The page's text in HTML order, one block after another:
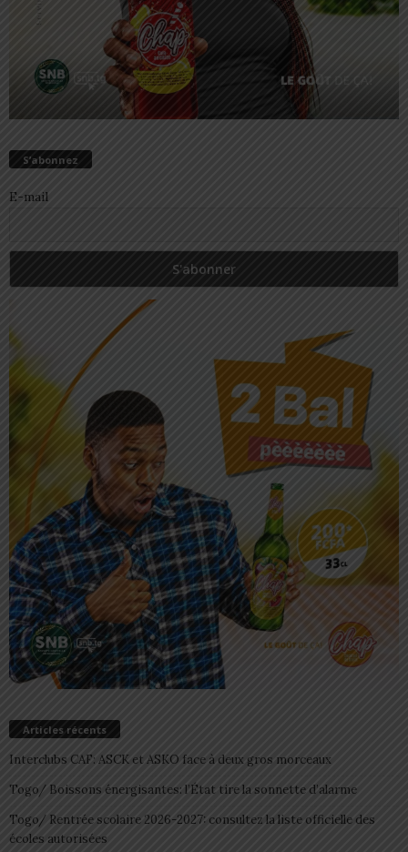
S’abonnez
E-mail
Articles récents
Interclubs CAF: ASCK et ASKO face à deux gros morceaux
Togo/ Boissons énergisantes: l’État tire la sonnette d’alarme
Togo/ Rentrée scolaire 2026-2027: consultez la liste officielle des
écoles autorisées